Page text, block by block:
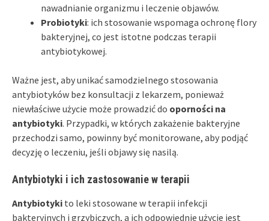
nawadnianie organizmu i leczenie objawów.
Probiotyki: ich stosowanie wspomaga ochronę flory
bakteryjnej, co jest istotne podczas terapii
antybiotykowej.
Ważne jest, aby unikać samodzielnego stosowania
antybiotyków bez konsultacji z lekarzem, ponieważ
niewłaściwe użycie może prowadzić do oporności na
antybiotyki. Przypadki, w których zakażenie bakteryjne
przechodzi samo, powinny być monitorowane, aby podjąć
decyzję o leczeniu, jeśli objawy się nasilą.
Antybiotyki i ich zastosowanie w terapii
Antybiotyki to leki stosowane w terapii infekcji
bakteryjnych i grzybiczych, a ich odpowiednie użycie jest